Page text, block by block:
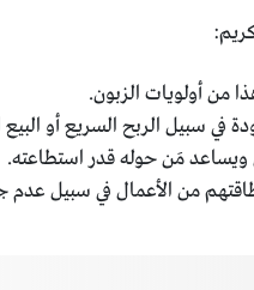
من أولويات الزبون.
في سبيل الربح السريع أو البيع
مَن حوله قدر استطاعته.
من الأعمال في سبيل